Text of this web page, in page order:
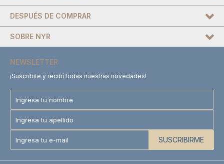
DESPUÉS DE COMPRAR
SOBRE NYR
NEWSLETTER
¡Suscribite y recibí todas nuestras novedades!
SUSCRIBIRME